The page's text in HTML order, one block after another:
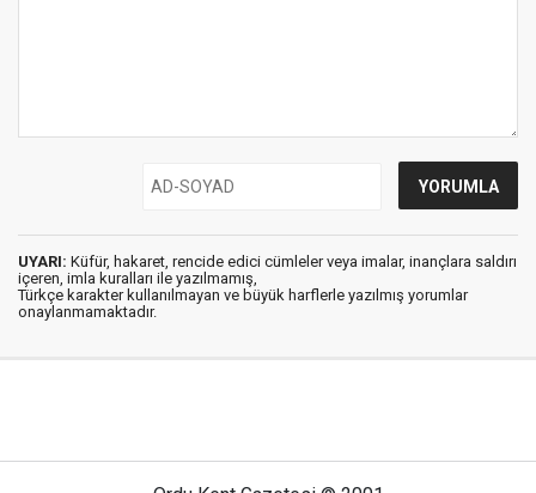
UYARI: Küfür, hakaret, rencide edici cümleler veya imalar, inançlara saldırı
içeren, imla kuralları ile yazılmamış,
Türkçe karakter kullanılmayan ve büyük harflerle yazılmış yorumlar
onaylanmamaktadır.